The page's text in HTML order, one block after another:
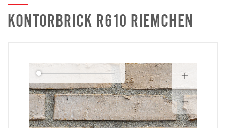
KONTORBRICK R610 RIEMCHEN